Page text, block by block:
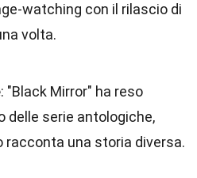
watching con il rilascio di
volta.
: "Black Mirror" ha reso
delle serie antologiche,
racconta una storia diversa.